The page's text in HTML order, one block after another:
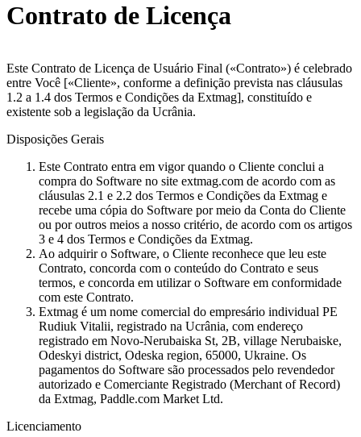
Contrato de Licença
Este Contrato de Licença de Usuário Final («Contrato») é celebrado
entre Você [«Cliente», conforme a definição prevista nas cláusulas
1.2 a 1.4 dos Termos e Condições da Extmag], constituído e
existente sob a legislação da Ucrânia.
Disposições Gerais
Este Contrato entra em vigor quando o Cliente conclui a
compra do Software no site extmag.com de acordo com as
cláusulas 2.1 e 2.2 dos Termos e Condições da Extmag e
recebe uma cópia do Software por meio da Conta do Cliente
ou por outros meios a nosso critério, de acordo com os artigos
3 e 4 dos Termos e Condições da Extmag.
Ao adquirir o Software, o Cliente reconhece que leu este
Contrato, concorda com o conteúdo do Contrato e seus
termos, e concorda em utilizar o Software em conformidade
com este Contrato.
Extmag é um nome comercial do empresário individual PE
Rudiuk Vitalii, registrado na Ucrânia, com endereço
registrado em Novo-Nerubaiska St, 2B, village Nerubaiske,
Odeskyi district, Odeska region, 65000, Ukraine. Os
pagamentos do Software são processados pelo revendedor
autorizado e Comerciante Registrado (Merchant of Record)
da Extmag, Paddle.com Market Ltd.
Licenciamento